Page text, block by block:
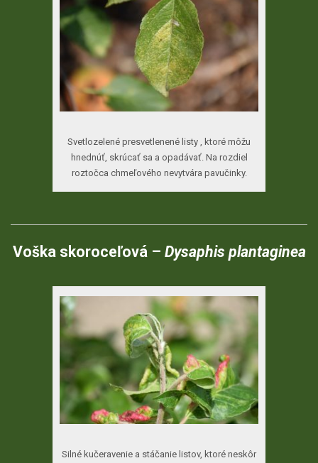
Svetlozelené presvetlenené listy , ktoré môžu
hnednúť, skrúcať sa a opadávať. Na rozdiel
roztočca chmeľového nevytvára pavučinky.
Voška skoroceľová – Dysaphis plantaginea
Silné kučeravenie a stáčanie listov, ktoré neskôr